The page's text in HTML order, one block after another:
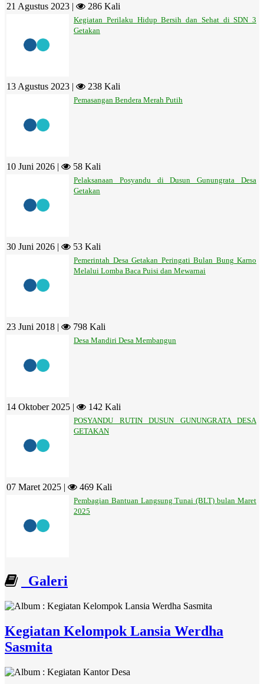
21 Agustus 2023 | 286 Kali
Kegiatan Perilaku Hidup Bersih dan Sehat di SDN 3
Getakan
13 Agustus 2023 | 238 Kali
Pemasangan Bendera Merah Putih
10 Juni 2026 | 58 Kali
Pelaksanaan Posyandu di Dusun Gunungrata Desa
Getakan
30 Juni 2026 | 53 Kali
Pemerintah Desa Getakan Peringati Bulan Bung Karno
Melalui Lomba Baca Puisi dan Mewarnai
23 Juni 2018 | 798 Kali
Desa Mandiri Desa Membangun
14 Oktober 2025 | 142 Kali
POSYANDU RUTIN DUSUN GUNUNGRATA DESA
GETAKAN
07 Maret 2025 | 469 Kali
Pembagian Bantuan Langsung Tunai (BLT) bulan Maret
2025
Galeri
Kegiatan Kelompok Lansia Werdha
Sasmita